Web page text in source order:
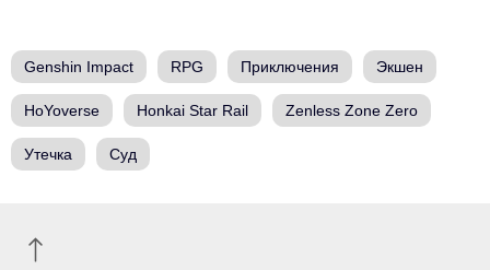
Genshin Impact RPG Приключения Экшен
HoYoverse Honkai Star Rail Zenless Zone Zero
Утечка Суд